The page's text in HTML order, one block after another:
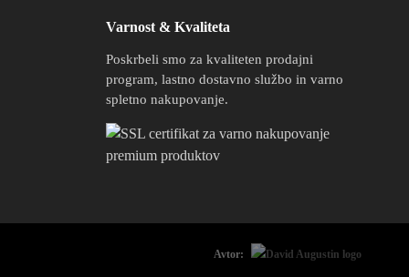
Varnost & Kvaliteta
Poskrbeli smo za kvaliteten prodajni
program, lastno dostavno službo in varno
spletno nakupovanje.
Avtor: